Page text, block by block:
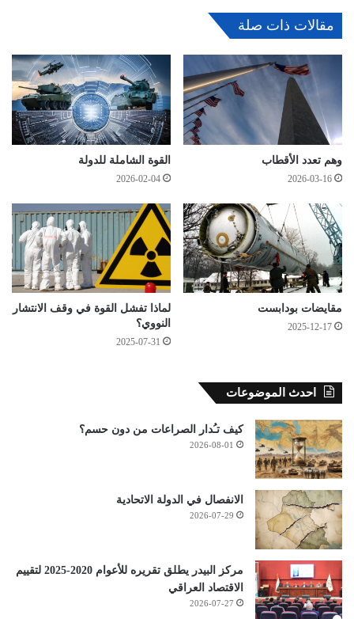
مقالات ذات صلة
وهم تعدد الأقطاب
2026-03-16
القوة الشاملة للدولة
2026-02-04
مقايضات بودابست
2025-12-17
لماذا تفشل القوة في وقف الانتشار
النووي؟
2025-07-31
احدث الموضوعات
كيف تـُدار الصراعات من دون حسم؟
2026-08-01
الانفصال في الدولة الاتحادية
2026-07-29
مركز البيدر يطلق تقريره للأعوام 2020-2025 لتقييم
الاقتصاد العراقي
2026-07-27